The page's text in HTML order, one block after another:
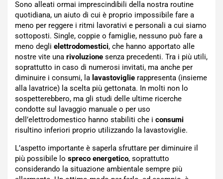
Sono alleati ormai imprescindibili della nostra routine
quotidiana, un aiuto di cui è proprio impossibile fare a
meno per reggere i ritmi lavorativi e personali a cui siamo
sottoposti. Single, coppie o famiglie, nessuno può fare a
meno degli elettrodomestici, che hanno apportato alle
nostre vite una rivoluzione senza precedenti. Tra i più utili,
soprattutto in caso di numerosi invitati, ma anche per
diminuire i consumi, la lavastoviglie rappresenta (insieme
alla lavatrice) la scelta più gettonata. In molti non lo
sospetterebbero, ma gli studi delle ultime ricerche
condotte sul lavaggio manuale o per uso
dell’elettrodomestico hanno stabiliti che i consumi
risultino inferiori proprio utilizzando la lavastoviglie.
L’aspetto importante è saperla sfruttare per diminuire il
più possibile lo spreco energetico, soprattutto
considerando la situazione ambientale sempre più